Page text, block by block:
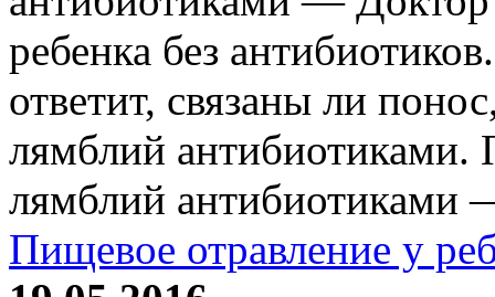
ребенка без
ответит, связаны ли
лямблий антибиотиками.
лямблий антибиотиками
Пищевое отравление у